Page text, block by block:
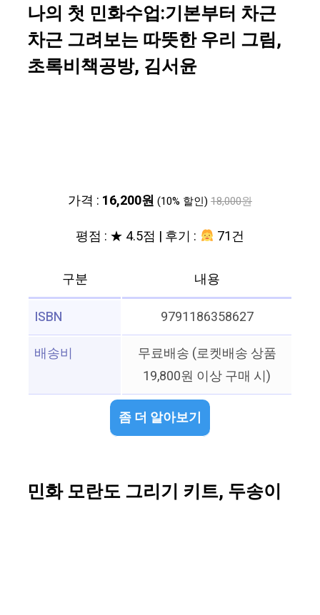
나의 첫 민화수업:기본부터 차근
차근 그려보는 따뜻한 우리 그림,
초록비책공방, 김서윤
가격 : 16,200원 (10% 할인) 18,000원
평점 : ★ 4.5점 | 후기 : 71건
구분
내용
ISBN
9791186358627
배송비
무료배송 (로켓배송 상품
19,800원 이상 구매 시)
좀 더 알아보기
민화 모란도 그리기 키트, 두송이